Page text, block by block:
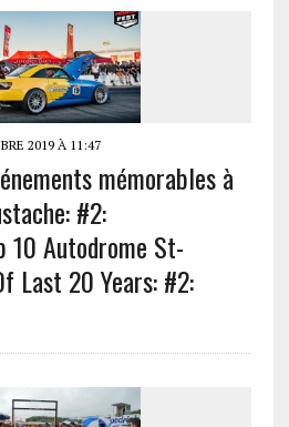
2019 À 11:47
mémorables à
#2:
10 Autodrome St-
Last 20 Years: #2: